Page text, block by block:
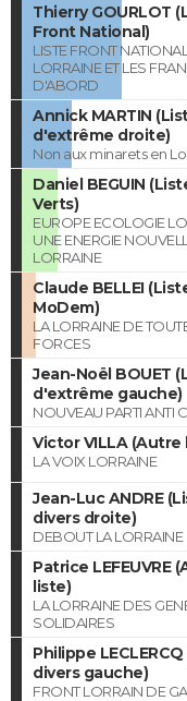
Thierry GOURLOT
Front National)
LISTE FRONT
LORRAINE ET LES
D'ABORD
Annick MARTIN
d'extrême droite)
Non aux minarets en
Daniel BEGUIN
Verts)
EUROPE ECOLOGIE
UNE ENERGIE
LORRAINE
Claude BELLEI
MoDem)
LA LORRAINE DE
FORCES
Jean-Noël BOUET
d'extrême gauche)
NOUVEAU PARTI ANTI
Victor VILLA (Autre
LA VOIX LORRAINE
Jean-Luc ANDRE
divers droite)
DEBOUT LA LORRAINE
Patrice LEFEUVRE
liste)
LA LORRAINE DES
SOLIDAIRES
Philippe
divers gauche)
FRONT LORRAIN DE